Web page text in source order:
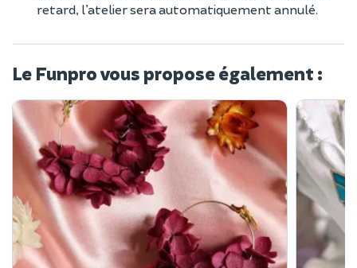
retard, l’atelier sera automatiquement annulé.
Le Funpro vous propose également :